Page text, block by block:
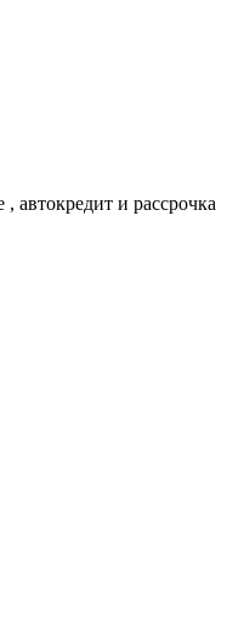
автокредит и рассрочка